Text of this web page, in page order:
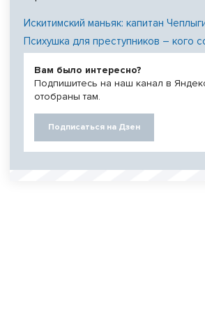
Искитимский маньяк: капитан
Психушка для преступников – кого
Вам было интересно?
Подпишитесь на наш канал в
отобраны там.
Подписаться на Дзен